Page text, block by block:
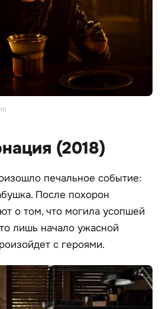
(2018)
печальное событие:
После похорон
о том, что могила усопшей
лишь начало ужасной
с героями.